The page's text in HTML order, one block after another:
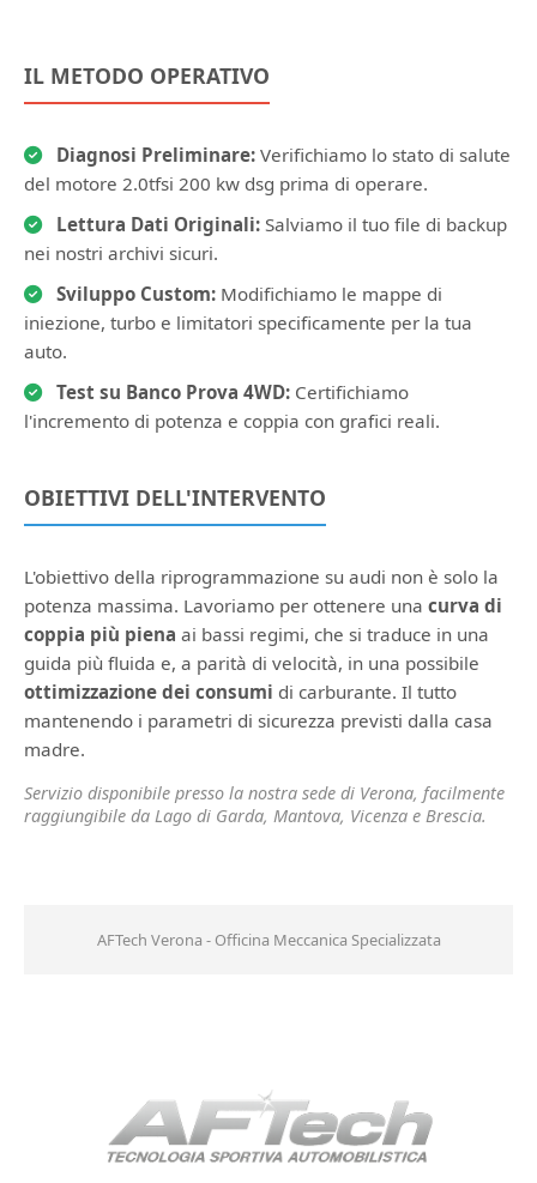
IL METODO OPERATIVO
Diagnosi Preliminare: Verifichiamo lo stato di salute
del motore 2.0tfsi 200 kw dsg prima di operare.
Lettura Dati Originali: Salviamo il tuo file di backup
nei nostri archivi sicuri.
Sviluppo Custom: Modifichiamo le mappe di
iniezione, turbo e limitatori specificamente per la tua
auto.
Test su Banco Prova 4WD: Certifichiamo
l'incremento di potenza e coppia con grafici reali.
OBIETTIVI DELL'INTERVENTO
L'obiettivo della riprogrammazione su audi non è solo la
potenza massima. Lavoriamo per ottenere una curva di
coppia più piena ai bassi regimi, che si traduce in una
guida più fluida e, a parità di velocità, in una possibile
ottimizzazione dei consumi di carburante. Il tutto
mantenendo i parametri di sicurezza previsti dalla casa
madre.
Servizio disponibile presso la nostra sede di Verona, facilmente
raggiungibile da Lago di Garda, Mantova, Vicenza e Brescia.
AFTech Verona - Officina Meccanica Specializzata